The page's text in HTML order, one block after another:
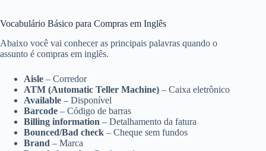
Vocabulário Básico para Compras em Inglês
Abaixo você vai conhecer as principais palavras quando o
assunto é compras em inglês.
Aisle – Corredor
ATM (Automatic Teller Machine) – Caixa eletrônico
Available – Disponível
Barcode – Código de barras
Billing information – Detalhamento da fatura
Bounced/Bad check – Cheque sem fundos
Brand – Marca